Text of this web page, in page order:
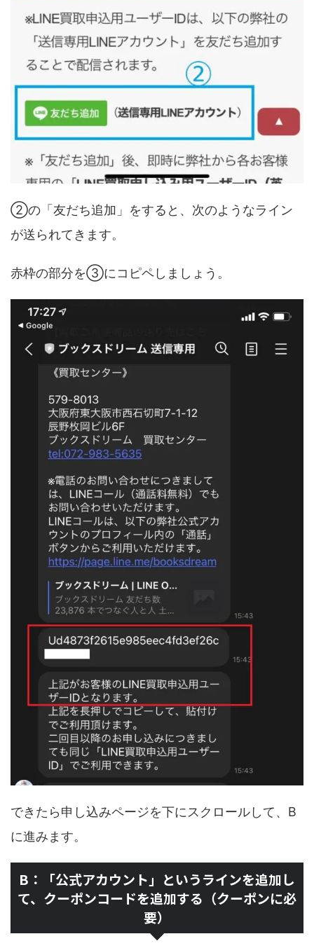
②の「友だち追加」をすると、次のようなライン
が送られてきます。
赤枠の部分を③にコピペしましょう。
できたら申し込みページを下にスクロールして、B
に進みます。
B：「公式アカウント」というラインを追加し
て、クーポンコードを追加する（クーポンに必
要）